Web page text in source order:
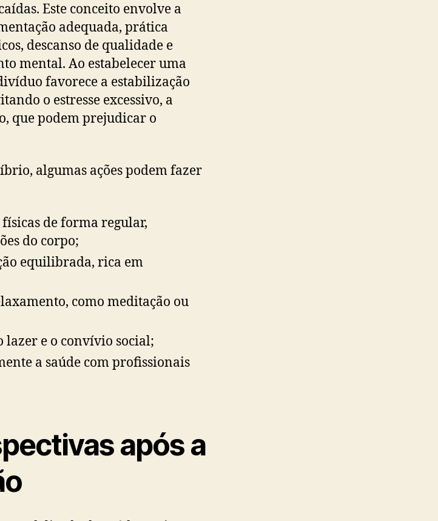
Este conceito envolve a
adequada, prática
descanso de qualidade e
mental. Ao estabelecer uma
favorece a estabilização
o estresse excessivo, a
que podem prejudicar o
algumas ações podem fazer
de forma regular,
do corpo;
equilibrada, rica em
como meditação ou
lazer e o convívio social;
a saúde com profissionais
após a